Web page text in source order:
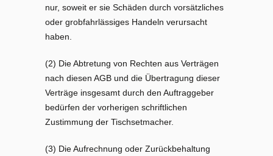
nur, soweit er sie Schäden durch vorsätzliches
oder grobfahrlässiges Handeln verursacht
haben.
(2) Die Abtretung von Rechten aus Verträgen
nach diesen AGB und die Übertragung dieser
Verträge insgesamt durch den Auftraggeber
bedürfen der vorherigen schriftlichen
Zustimmung der Tischsetmacher.
(3) Die Aufrechnung oder Zurückbehaltung